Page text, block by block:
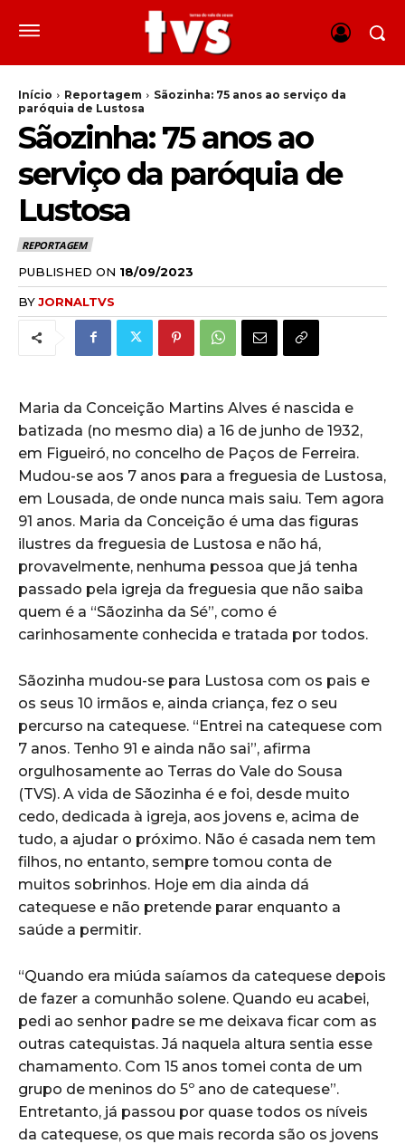
Início Reportagem
Sãozinha: 75 anos ao serviço da
paróquia de Lustosa
Sãozinha: 75 anos ao
serviço da paróquia de
Lustosa
REPORTAGEM
PUBLISHED ON 18/09/2023
BYJORNALTVS
Maria da Conceição Martins Alves é nascida e
batizada (no mesmo dia) a 16 de junho de 1932,
em Figueiró, no concelho de Paços de Ferreira.
Mudou-se aos 7 anos para a freguesia de Lustosa,
em Lousada, de onde nunca mais saiu. Tem agora
91 anos. Maria da Conceição é uma das figuras
ilustres da freguesia de Lustosa e não há,
provavelmente, nenhuma pessoa que já tenha
passado pela igreja da freguesia que não saiba
quem é a “Sãozinha da Sé”, como é
carinhosamente conhecida e tratada por todos.
Sãozinha mudou-se para Lustosa com os pais e
os seus 10 irmãos e, ainda criança, fez o seu
percurso na catequese. “Entrei na catequese com
7 anos. Tenho 91 e ainda não sai”, afirma
orgulhosamente ao Terras do Vale do Sousa
(TVS). A vida de Sãozinha é e foi, desde muito
cedo, dedicada à igreja, aos jovens e, acima de
tudo, a ajudar o próximo. Não é casada nem tem
filhos, no entanto, sempre tomou conta de
muitos sobrinhos. Hoje em dia ainda dá
catequese e não pretende parar enquanto a
saúde a permitir.
“Quando era miúda saíamos da catequese depois
de fazer a comunhão solene. Quando eu acabei,
pedi ao senhor padre se me deixava ficar com as
outras catequistas. Já naquela altura sentia esse
chamamento. Com 15 anos tomei conta de um
grupo de meninos do 5º ano de catequese”.
Entretanto, já passou por quase todos os níveis
da catequese, os que mais recorda são os jovens